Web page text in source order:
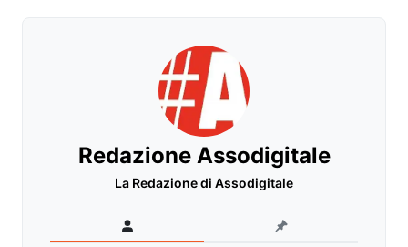
Redazione Assodigitale
La Redazione di Assodigitale